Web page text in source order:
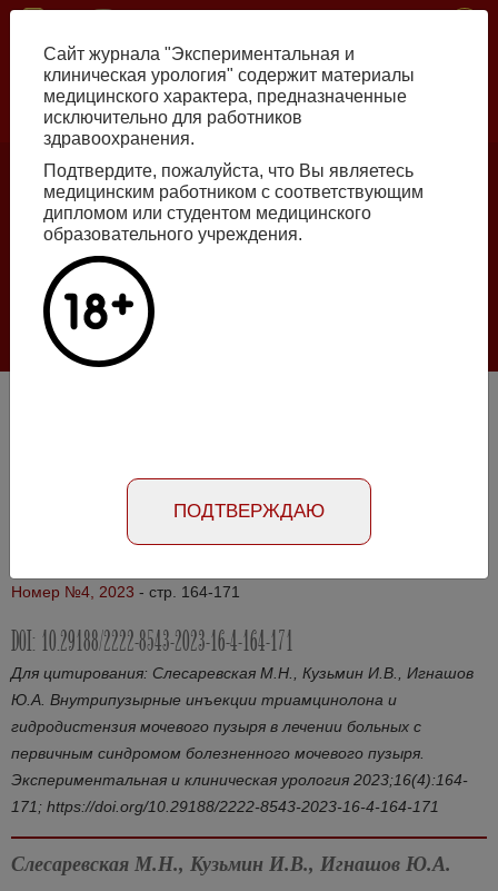
Перейти
основному
содержанию
Номер №2, 2026
Галлюцинации больших языковых моделей
в клинической урологии
первичным синдромом болезненного мочевого пузыря
Номер №4, 2023 - стр. 164-171
Абстракт на русском языке
DOI: 10.29188/2222-8543-2023-16-4-164-171
Для цитирования: Слесаревская М.Н., Кузьмин И.В., Игнашов
Ю.А. Внутрипузырные инъекции триамцинолона и
гидродистензия мочевого пузыря в лечении больных с
первичным синдромом болезненного мочевого пузыря.
Экспериментальная и клиническая урология 2023;16(4):164-
171; https://doi.org/10.29188/2222-8543-2023-16-4-164-171
Слесаревская М.Н., Кузьмин И.В., Игнашов Ю.А.
Сайт журнала "Экспериментальная и
клиническая урология" содержит материалы
медицинского характера, предназначенные
исключительно для работников
здравоохранения.
Подтвердите, пожалуйста, что Вы являетесь
медицинским работником с соответствующим
дипломом или студентом медицинского
образовательного учреждения.
ПОДТВЕРЖДАЮ